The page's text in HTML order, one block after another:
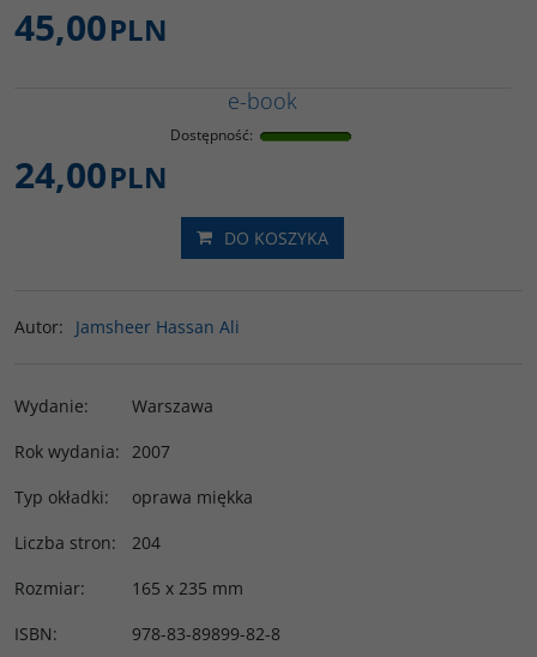
45,00PLN
e-book
Dostępność:
24,00PLN
DO KOSZYKA
Autor: Jamsheer Hassan Ali
Wydanie:
Warszawa
Rok wydania: 2007
Typ okładki:
oprawa miękka
Liczba stron:
204
Rozmiar:
165 x 235 mm
ISBN: 978-83-89899-82-8